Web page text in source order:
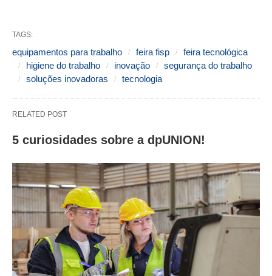
TAGS:
equipamentos para trabalho feira fisp
feira tecnológica
higiene do trabalho
inovação
segurança do trabalho
soluções inovadoras
tecnologia
RELATED POST
5 curiosidades sobre a dpUNION!